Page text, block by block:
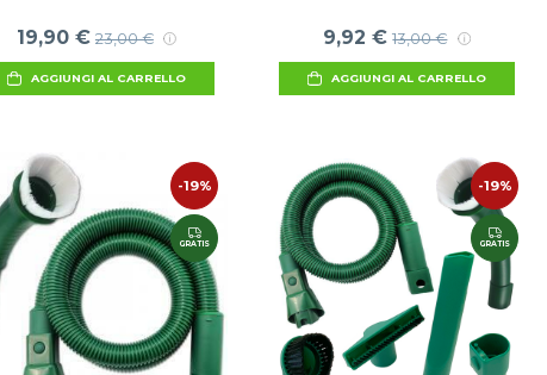
19,90 € 23,00 €
AGGIUNGI AL CARRELLO
9,92 € 13,00 €
AGGIUNGI AL CARRELLO
-19%
GRATIS
-19%
GRATIS